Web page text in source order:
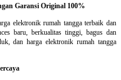
Garansi Original 100%
elektronik rumah tangga terbaik dan
baru, berkualitas tinggi, bagus dan
dan harga elektronik rumah tangga